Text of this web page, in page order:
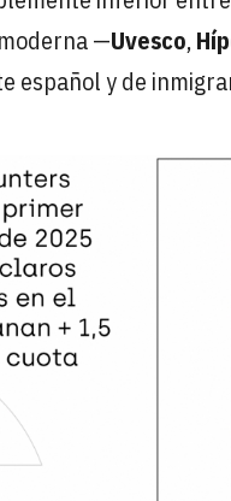
—Uvesco,
español y de